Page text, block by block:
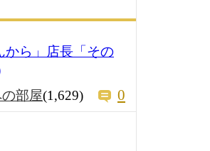
から」店長「その
部屋(1,629) 0